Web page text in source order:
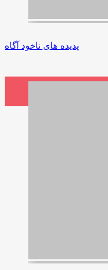
پدیده ‌های ناخود آگاه